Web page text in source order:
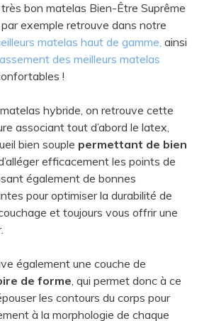
bon matelas Bien-Être Suprême
exemple retrouve dans notre
matelas haut de gamme, ainsi
des meilleurs matelas
!
hybride, on retrouve cette
associant tout d’abord le latex,
bien souple permettant de bien
efficacement les points de
également de bonnes
pour optimiser la durabilité de
et toujours vous offrir une
également une couche de
de forme, qui permet donc à ce
les contours du corps pour
à la morphologie de chaque